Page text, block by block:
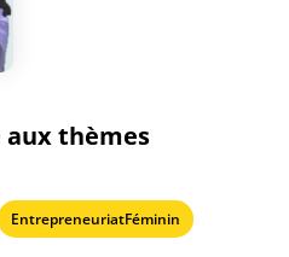
thèmes
EntrepreneuriatFéminin